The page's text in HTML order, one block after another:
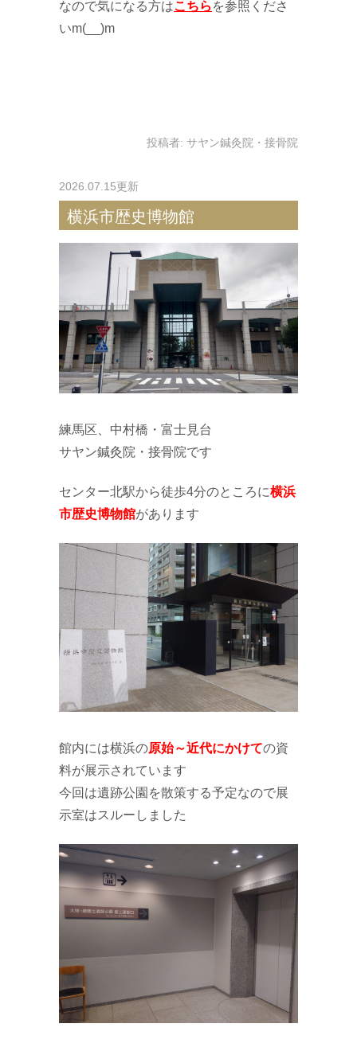
なので気になる方はこちら を参照くださ
いm(__)m
投稿者: サヤン鍼灸院・接骨院
2026.07.15更新
横浜市歴史博物館
練馬区、中村橋・富士見台
サヤン鍼灸院・接骨院です
センター北駅から徒歩4分のところに横浜
市歴史博物館があります
館内には横浜の原始～近代にかけての資
料が展示されています
今回は遺跡公園を散策する予定なので展
示室はスルーしました